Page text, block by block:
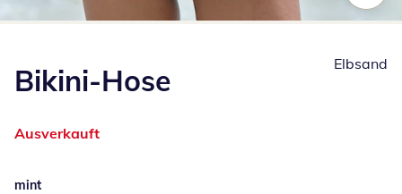
Bikini-Hose
Ausverkauft
Elbsand
mint